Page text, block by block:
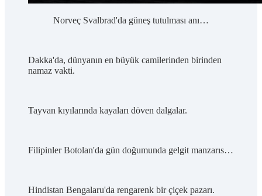
Norveç Svalbrad'da güneş tutulması anı…
Dakka'da, dünyanın en büyük camilerinden birinden
namaz vakti.
Tayvan kıyılarında kayaları döven dalgalar.
Filipinler Botolan'da gün doğumunda gelgit manzarıs…
Hindistan Bengalaru'da rengarenk bir çiçek pazarı.